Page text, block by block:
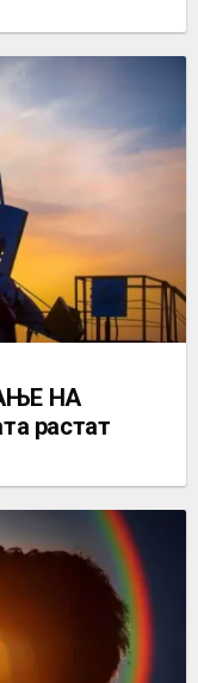
НА
растат